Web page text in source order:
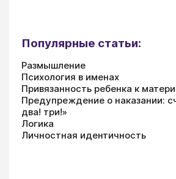
Популярные статьи:
Размышление
Психология в именах
Привязанность ребенка к матери
Предупреждение о наказании:
два! три!»
Логика
Личностная идентичность